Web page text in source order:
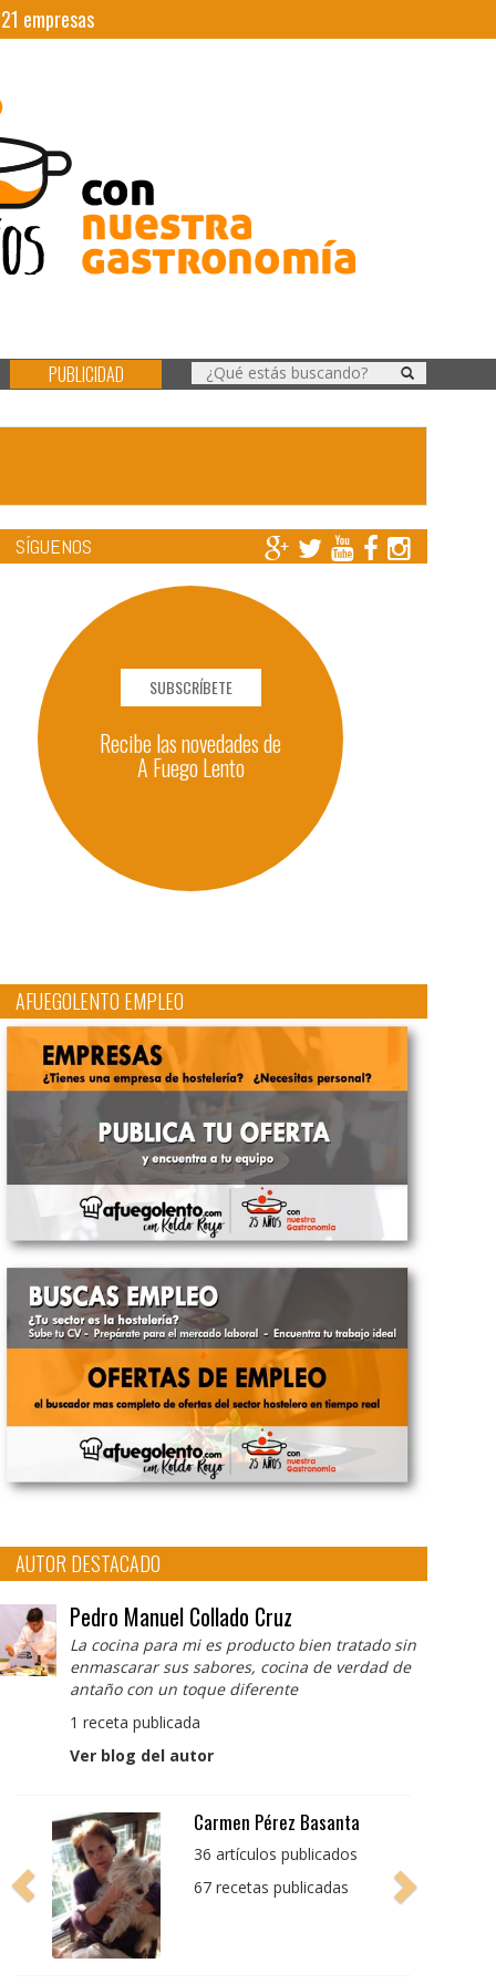
21 empresas
PUBLICIDAD
SÍGUENOS
SUBSCRÍBETE
Recibe las novedades de
A Fuego Lento
AFUEGOLENTO EMPLEO
AUTOR DESTACADO
Pedro Manuel Collado Cruz
La cocina para mi es producto bien tratado sin
enmascarar sus sabores, cocina de verdad de
antaño con un toque diferente
1 receta publicada
Ver blog del autor
Pedro Manuel Collado
Cruz
producto bien tratado